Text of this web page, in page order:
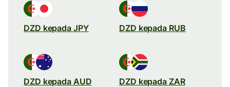
DZD kepada JPY DZD kepada RUB
DZD kepada AUD DZD kepada ZAR